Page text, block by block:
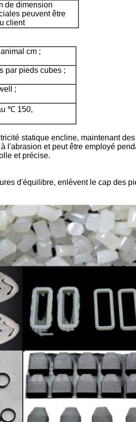
de dimension
peuvent être
client
cm ;
par pieds cubes ;
;
℃ 150,
statique encline, maintenant
l'abrasion et peut être employé
et précise.
d'équilibre, enlèvent le cap des